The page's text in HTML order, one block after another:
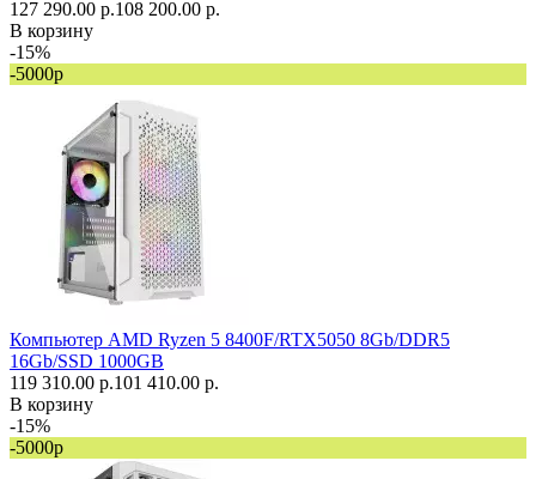
127 290.00 р.108 200.00 р.
В корзину
-15%
-5000р
Компьютер AMD Ryzen 5 8400F/RTX5050 8Gb/DDR5
16Gb/SSD 1000GB
119 310.00 р.101 410.00 р.
В корзину
-15%
-5000р